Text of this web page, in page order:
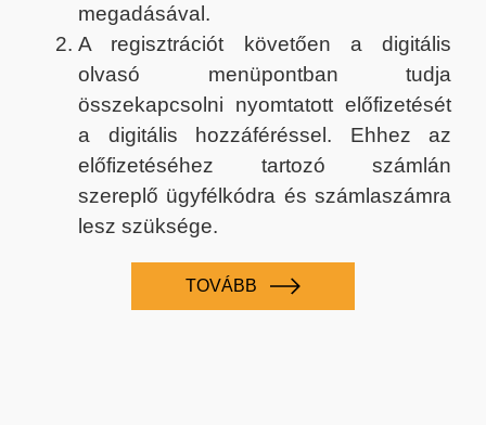
megadásával.
A regisztrációt követően a digitális
olvasó menüpontban tudja
összekapcsolni nyomtatott előfizetését
a digitális hozzáféréssel. Ehhez az
előfizetéséhez tartozó számlán
szereplő ügyfélkódra és számlaszámra
lesz szüksége.
TOVÁBB